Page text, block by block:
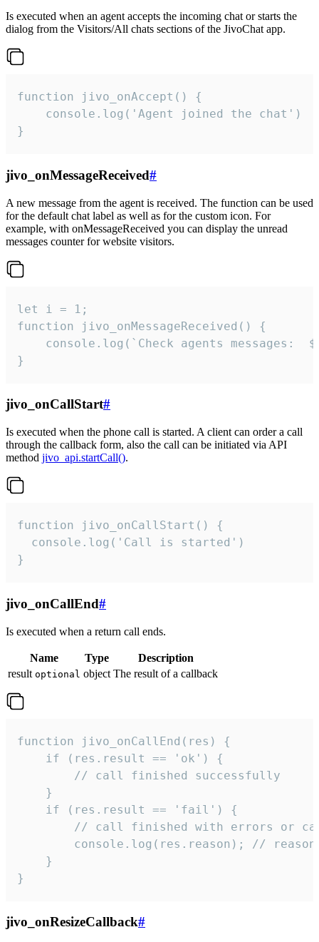
Is executed when an agent accepts the incoming chat or starts the
dialog from the Visitors/All chats sections of the JivoChat app.
function jivo_onAccept() {
}
jivo_onMessageReceived#
A new message from the agent is received. The function can be used
for the default chat label as well as for the custom icon. For
example, with onMessageReceived you can display the unread
messages counter for website visitors.
let i = 1;
function jivo_onMessageReceived() {
}
jivo_onCallStart#
Is executed when the phone call is started. A client can order a call
through the callback form, also the call can be initiated via API
method jivo_api.startCall().
function jivo_onCallStart() {
  console.log('Call is started')
}
jivo_onCallEnd#
Is executed when a return call ends.
Name Type
Description
result optional object The result of a callback
function jivo_onCallEnd(res) {
    if (res.result == 'ok') {
        // call finished successfully
    }
    if (res.result == 'fail') {
// call finished with errors or
console.log(res.reason); //
    }
}
jivo_onResizeCallback#